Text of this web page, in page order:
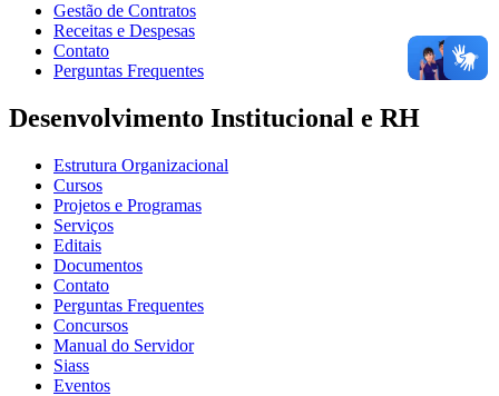
Gestão de Contratos
Receitas e Despesas
Contato
Perguntas Frequentes
Desenvolvimento Institucional e RH
Estrutura Organizacional
Cursos
Projetos e Programas
Serviços
Editais
Documentos
Contato
Perguntas Frequentes
Concursos
Manual do Servidor
Siass
Eventos